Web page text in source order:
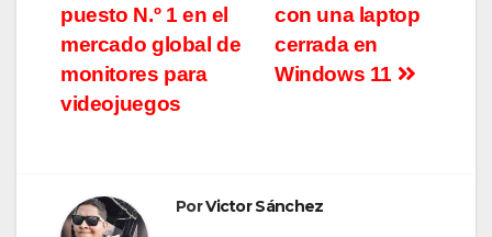
entradas
con una laptop
cerrada en
Windows 11
puesto N.º 1 en el
mercado global de
monitores para
videojuegos
PorVictor Sánchez